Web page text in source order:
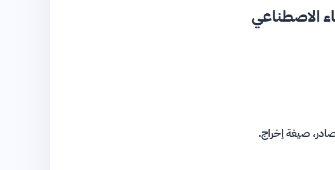
الاصطناعي
صيغة إخراج.